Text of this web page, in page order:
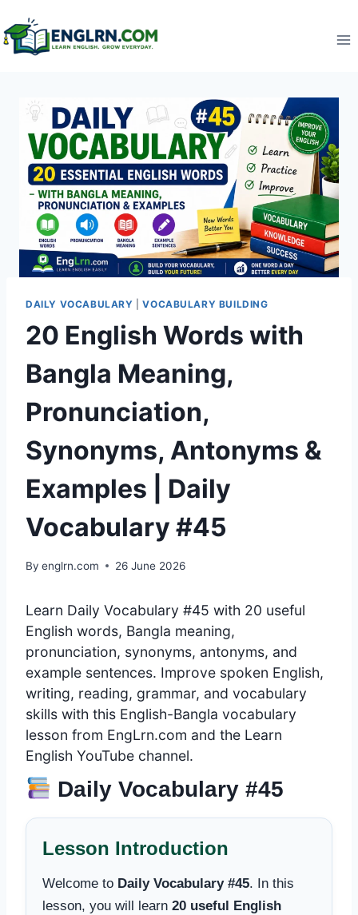
to
content
DAILY VOCABULARY |VOCABULARY BUILDING
20 English Words with
Bangla Meaning,
Pronunciation,
Synonyms, Antonyms &
Examples | Daily
Vocabulary #45
By englrn.com 26 June 2026
Learn Daily Vocabulary #45 with 20 useful
English words, Bangla meaning,
pronunciation, synonyms, antonyms, and
example sentences. Improve spoken English,
writing, reading, grammar, and vocabulary
skills with this English-Bangla vocabulary
lesson from EngLrn.com and the Learn
English YouTube channel.
Daily Vocabulary #45
Lesson Introduction
Welcome to Daily Vocabulary #45. In this
lesson, you will learn 20 useful English